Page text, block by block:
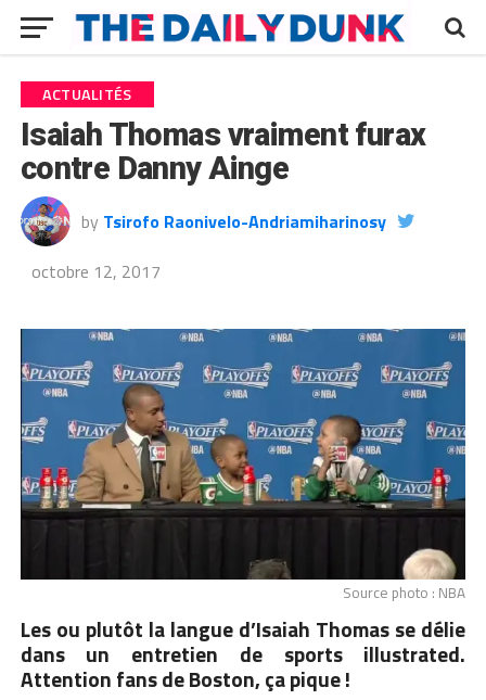
ACTUALITÉS
Isaiah Thomas vraiment furax
contre Danny Ainge
by Tsirofo Raonivelo-Andriamiharinosy
octobre 12, 2017
Source photo : NBA
Les ou plutôt la langue d’Isaiah Thomas se délie
dans un entretien desports illustrated.
Attention fans de Boston, ça pique !